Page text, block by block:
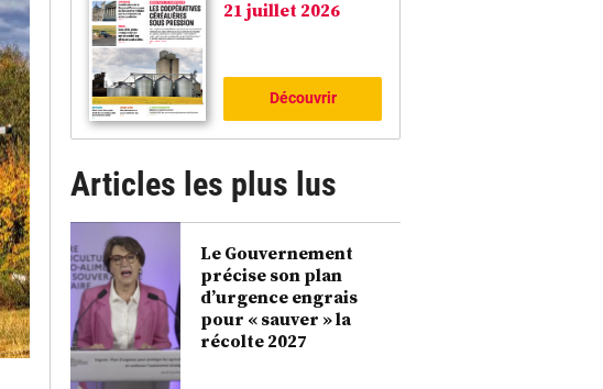
21 juillet 2026
Découvrir
Articles les plus lus
Le Gouvernement
précise son plan
d’urgence engrais
pour « sauver » la
récolte 2027